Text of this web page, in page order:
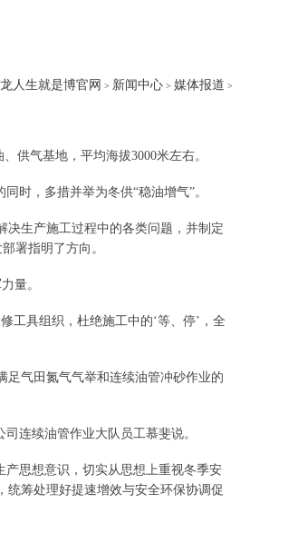
人生就是博官网 > 新闻中心 > 媒体报道 >
气基地，平均海拔3000米左右。
时，多措并举为冬供“稳油增气”。
生产施工过程中的各类问题，并制定
署指明了方向。
量。
具组织，杜绝施工中的‘等、停’，全
气田氮气气举和连续油管冲砂作业的
连续油管作业大队员工慕斐说。
思想意识，切实从思想上重视冬季安
统筹处理好提速增效与安全环保协调促